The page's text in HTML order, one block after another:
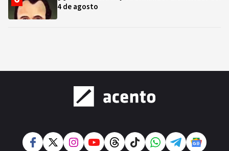
4 de agosto